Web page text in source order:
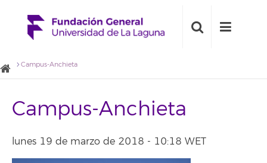
Campus-Anchieta
Campus-Anchieta
lunes 19 de marzo de 2018 - 10:18 WET